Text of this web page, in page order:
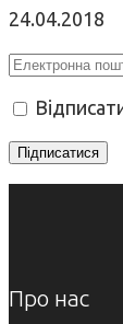
24.04.2018
Про нас